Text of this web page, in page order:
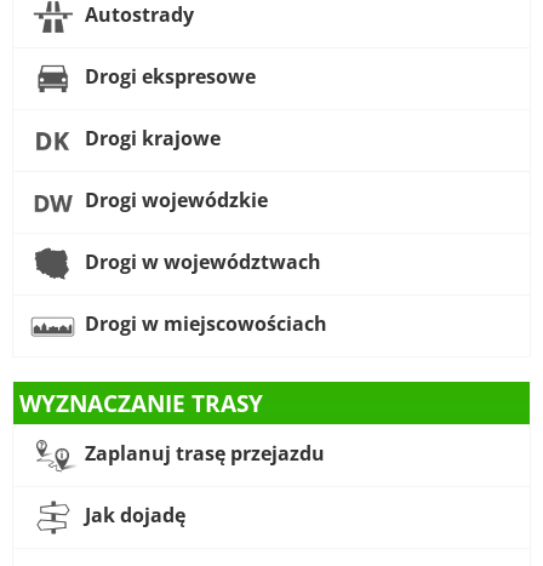
Autostrady
Drogi ekspresowe
Drogi krajowe
Drogi wojewódzkie
Drogi w województwach
Drogi w miejscowościach
WYZNACZANIE TRASY
Zaplanuj trasę przejazdu
Jak dojadę